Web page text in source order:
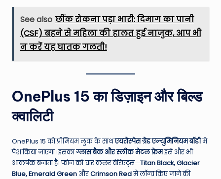
See also छींक रोकना पड़ा भारी: दिमाग का पानी
(CSF) बहने से महिला की हालत हुई नाजुक, आप भी
न करें यह घातक गलती!
OnePlus 15 का डिज़ाइन और बिल्ड
क्वालिटी
OnePlus 15 को प्रीमियम लुक के साथएयरोस्पेस ग्रेड एल्युमिनियम बॉडीमें
पेश किया जाएगा। इसकाग्लास बैक और स्लीक मेटल फ्रेमइसे और भी
आकर्षक बनाता है। फोन को चार कलर वेरिएंट्स—Titan Black, Glacier
Blue, Emerald Green औरCrimson Redमें लॉन्च किए जाने की